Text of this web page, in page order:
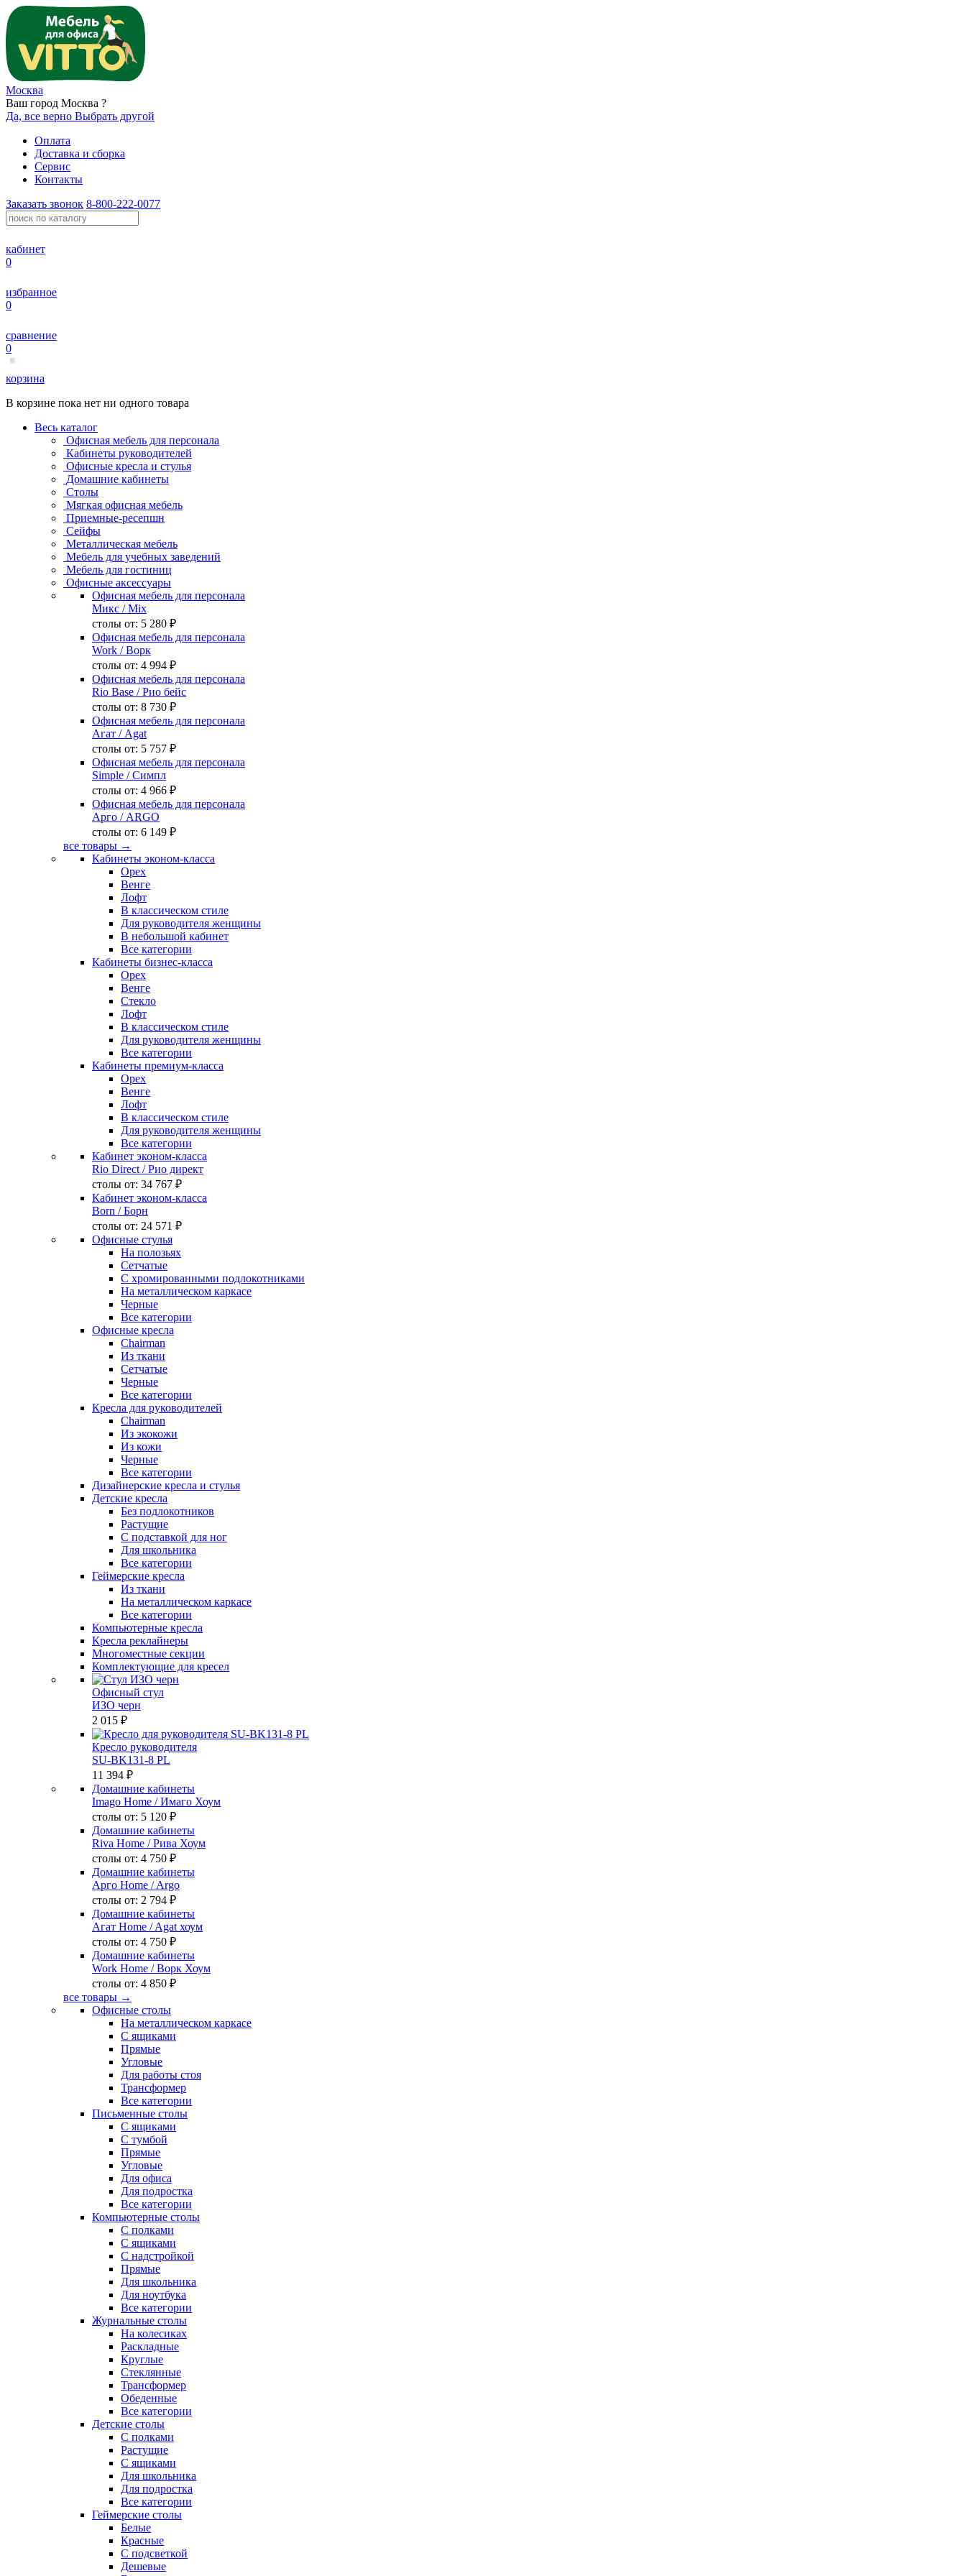
Москва
Ваш город Москва ?
Да, все верно Выбрать другой
Оплата
Доставка и сборка
Сервис
Контакты
Заказать звонок 8-800-222-0077
кабинет
0
избранное
0
сравнение
0
корзина
В корзине пока нет ни одного товара
Весь каталог
Офисная мебель для персонала
Кабинеты руководителей
Офисные кресла и стулья
Домашние кабинеты
Столы
Мягкая офисная мебель
Приемные-ресепшн
Сейфы
Металлическая мебель
Мебель для учебных заведений
Мебель для гостиниц
Офисные аксессуары
Офисная мебель для персонала
Микс / Mix
столы от: 5 280 ₽
Офисная мебель для персонала
Work / Ворк
столы от: 4 994 ₽
Офисная мебель для персонала
Rio Base / Рио бейс
столы от: 8 730 ₽
Офисная мебель для персонала
Агат / Agat
столы от: 5 757 ₽
Офисная мебель для персонала
Simple / Симпл
столы от: 4 966 ₽
Офисная мебель для персонала
Арго / ARGO
столы от: 6 149 ₽
все товары →
Кабинеты эконом-класса
Орех
Венге
Лофт
В классическом стиле
Для руководителя женщины
В небольшой кабинет
Все категории
Кабинеты бизнес-класса
Орех
Венге
Стекло
Лофт
В классическом стиле
Для руководителя женщины
Все категории
Кабинеты премиум-класса
Орех
Венге
Лофт
В классическом стиле
Для руководителя женщины
Все категории
Кабинет эконом-класса
Rio Direct / Рио директ
столы от: 34 767 ₽
Кабинет эконом-класса
Born / Борн
столы от: 24 571 ₽
Офисные стулья
На полозьях
Сетчатые
С хромированными подлокотниками
На металлическом каркасе
Черные
Все категории
Офисные кресла
Chairman
Из ткани
Сетчатые
Черные
Все категории
Кресла для руководителей
Chairman
Из экокожи
Из кожи
Черные
Все категории
Дизайнерские кресла и стулья
Детские кресла
Без подлокотников
Растущие
С подставкой для ног
Для школьника
Все категории
Геймерские кресла
Из ткани
На металлическом каркасе
Все категории
Компьютерные кресла
Кресла реклайнеры
Многоместные секции
Комплектующие для кресел
Офисный стул
ИЗО черн
2 015 ₽
Кресло руководителя
SU-BK131-8 PL
11 394 ₽
Домашние кабинеты
Imago Home / Имаго Хоум
столы от: 5 120 ₽
Домашние кабинеты
Riva Home / Рива Хоум
столы от: 4 750 ₽
Домашние кабинеты
Арго Home / Argo
столы от: 2 794 ₽
Домашние кабинеты
Агат Home / Agat хоум
столы от: 4 750 ₽
Домашние кабинеты
Work Home / Ворк Хоум
столы от: 4 850 ₽
все товары →
Офисные столы
На металлическом каркасе
С ящиками
Прямые
Угловые
Для работы стоя
Трансформер
Все категории
Письменные столы
С ящиками
С тумбой
Прямые
Угловые
Для офиса
Для подростка
Все категории
Компьютерные столы
С полками
С ящиками
С надстройкой
Прямые
Для школьника
Для ноутбука
Все категории
Журнальные столы
На колесиках
Раскладные
Круглые
Стеклянные
Трансформер
Обеденные
Все категории
Детские столы
С полками
Растущие
С ящиками
Для школьника
Для подростка
Все категории
Геймерские столы
Белые
Красные
С подсветкой
Дешевые